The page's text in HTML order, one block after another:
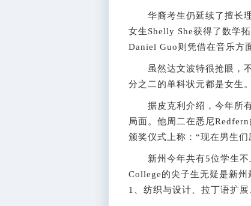
华裔考生仍延续了擅长理
女生Shelly She获得了数学
Daniel Guo则凭借在音乐方
虽然达文波特很抢眼，不
分之二的单科状元都是女生。
据皮克利介绍，今年所有
局面。他周二在悉尼
颁奖仪式上称：“现在男生
新州今年共有5位学生不
College的尖子生无疑是新
1、纺织与设计、拉丁语扩展